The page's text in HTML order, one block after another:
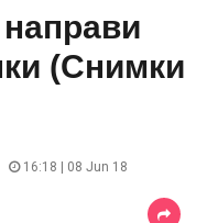
(Снимки
16:18 | 08 Jun 18